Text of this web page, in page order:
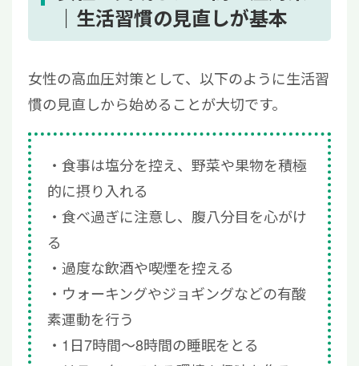
｜生活習慣の見直しが基本
女性の高血圧対策として、以下のように生活習
慣の見直しから始めることが大切です。
食事は塩分を控え、野菜や果物を積極
的に摂り入れる
食べ過ぎに注意し、腹八分目を心がけ
る
過度な飲酒や喫煙を控える
ウォーキングやジョギングなどの有酸
素運動を行う
1日7時間～8時間の睡眠をとる